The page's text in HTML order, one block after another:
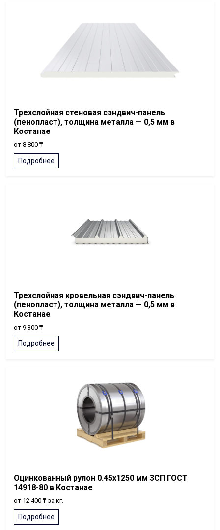
Трехслойная стеновая сэндвич-панель
(пенопласт), толщина металла — 0,5 мм в
Костанае
от 8 800 ₸
Подробнее
Трехслойная кровельная сэндвич-панель
(пенопласт), толщина металла — 0,5 мм в
Костанае
от 9 300 ₸
Подробнее
Оцинкованный рулон 0.45x1250 мм 3СП ГОСТ
14918-80 в Костанае
от 12 400 ₸ за кг.
Подробнее